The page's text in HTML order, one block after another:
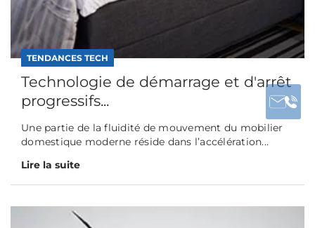
TENDANCES TECH
Technologie de démarrage et d'arrêt
progressifs...
Une partie de la fluidité de mouvement du mobilier
domestique moderne réside dans l’accélération...
Lire la suite